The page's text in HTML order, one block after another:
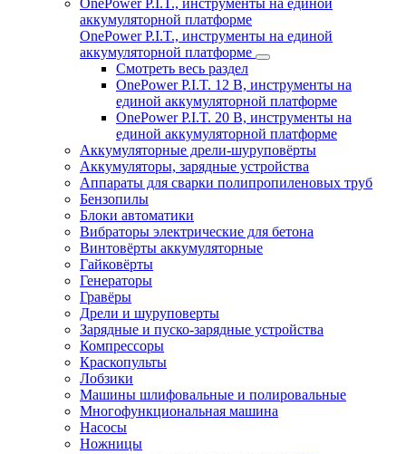
OnePower P.I.T., инструменты на единой
аккумуляторной платформе
OnePower P.I.T., инструменты на единой
аккумуляторной платформе
Смотреть весь раздел
OnePower P.I.T. 12 В, инструменты на
единой аккумуляторной платформе
OnePower P.I.T. 20 В, инструменты на
единой аккумуляторной платформе
Аккумуляторные дрели-шуруповёрты
Аккумуляторы, зарядные устройства
Аппараты для сварки полипропиленовых труб
Бензопилы
Блоки автоматики
Вибраторы электрические для бетона
Винтовёрты аккумуляторные
Гайковёрты
Генераторы
Гравёры
Дрели и шуруповерты
Зарядные и пуско-зарядные устройства
Компрессоры
Краскопульты
Лобзики
Машины шлифовальные и полировальные
Многофункциональная машина
Насосы
Ножницы